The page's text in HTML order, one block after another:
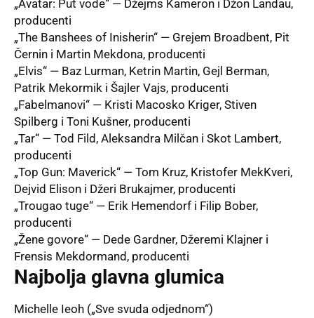
„Avatar: Put vode“ — Džejms Kameron i Džon Landau,
producenti
„The Banshees of Inisherin“ — Grejem Broadbent, Pit
Černin i Martin Mekdona, producenti
„Elvis“ — Baz Lurman, Ketrin Martin, Gejl Berman,
Patrik Mekormik i Šajler Vajs, producenti
„Fabelmanovi“ — Kristi Macosko Kriger, Stiven
Spilberg i Toni Kušner, producenti
„Tar“ — Tod Fild, Aleksandra Milčan i Skot Lambert,
producenti
„Top Gun: Maverick“ — Tom Kruz, Kristofer MekKveri,
Dejvid Elison i Džeri Brukajmer, producenti
„Trougao tuge“ — Erik Hemendorf i Filip Bober,
producenti
„Žene govore“ — Dede Gardner, Džeremi Klajner i
Frensis Mekdormand, producenti
Najbolja glavna glumica
Michelle Ieoh („Sve svuda odjednom“)